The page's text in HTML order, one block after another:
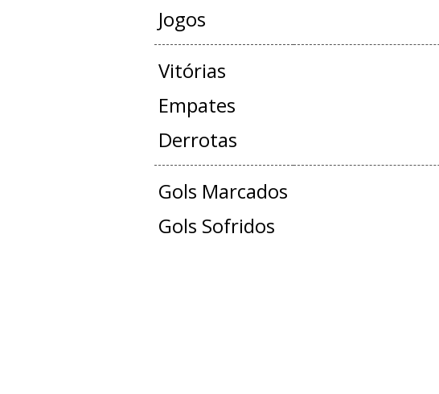
Jogos
Vitórias
Empates
Derrotas
Gols Marcados
Gols Sofridos